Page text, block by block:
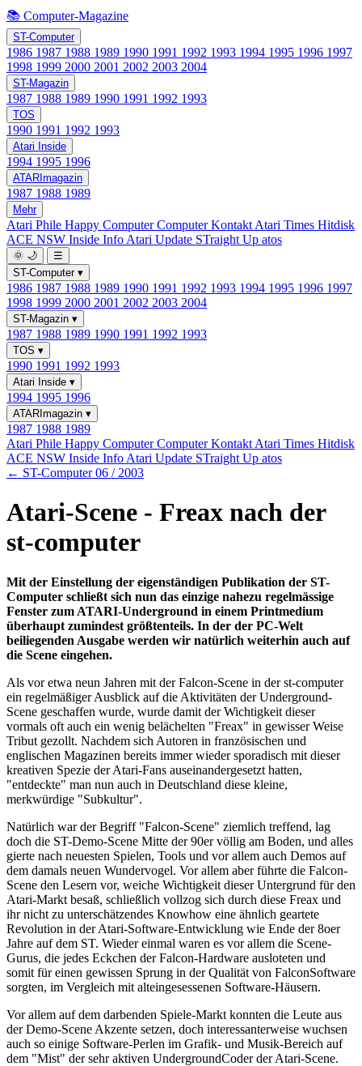
📚 Computer-Magazine
ST-Computer
1986 1987 1988 1989 1990 1991 1992 1993 1994 1995 1996 1997
1998 1999 2000 2001 2002 2003 2004
ST-Magazin
1987 1988 1989 1990 1991 1992 1993
TOS
1990 1991 1992 1993
Atari Inside
1994 1995 1996
ATARImagazin
1987 1988 1989
Mehr
Atari Phile Happy ComputerComputer Kontakt Atari Times Hitdisk
ACE NSW Inside Info Atari Update STraight Up atos
🌞 🌙
☰
ST-Computer ▾
1986 1987 1988 1989 1990 1991 1992 1993 1994 1995 1996 1997
1998 1999 2000 2001 2002 2003 2004
ST-Magazin ▾
1987 1988 1989 1990 1991 1992 1993
TOS ▾
1990 1991 1992 1993
Atari Inside ▾
1994 1995 1996
ATARImagazin ▾
1987 1988 1989
Atari Phile Happy ComputerComputer Kontakt Atari Times Hitdisk
ACE NSW Inside Info Atari Update STraight Up atos
← ST-Computer 06 / 2003
Atari-Scene - Freax nach der
st-computer
Mit der Einstellung der eigenständigen Publikation der ST-
Computer schließt sich nun das einzige nahezu regelmässige
Fenster zum ATARI-Underground in einem Printmedium
überhaupt zumindest größtenteils. In der der PC-Welt
beiliegenden Ausgabe werden wir natürlich weiterhin auch auf
die Scene eingehen.
Als vor etwa neun Jahren mit der Falcon-Scene in der st-computer
ein regelmäßiger Ausblick auf die Aktivitäten der Underground-
Scene geschaffen wurde, wurde damit der Wichtigkeit dieser
vormals oft auch ein wenig belächelten "Freax" in gewisser Weise
Tribut gezollt. Nachdem sich Autoren in französischen und
englischen Magazinen bereits immer wieder sporadisch mit dieser
kreativen Spezie der Atari-Fans auseinandergesetzt hatten,
"entdeckte" man nun auch in Deutschland diese kleine,
merkwürdige "Subkultur".
Natürlich war der Begriff "Falcon-Scene" ziemlich treffend, lag
doch die ST-Demo-Scene Mitte der 90er völlig am Boden, und alles
gierte nach neuesten Spielen, Tools und vor allem auch Demos auf
dem damals neuen Wundervogel. Vor allem aber führte die Falcon-
Scene den Lesern vor, weiche Wichtigkeit dieser Untergrund für den
Atari-Markt besaß, schließlich vollzog sich durch diese Freax und
ihr nicht zu unterschätzendes Knowhow eine ähnlich geartete
Revolution in der Atari-Software-Entwicklung wie Ende der 8oer
Jahre auf dem ST. Wieder einmal waren es vor allem die Scene-
Gurus, die jedes Eckchen der Falcon-Hardware ausloteten und
somit für einen gewissen Sprung in der Qualität von FalconSoftware
sorgten, im Vergleich mit alteingesessenen Software-Häusern.
Vor allem auf dem darbenden Spiele-Markt konnten die Leute aus
der Demo-Scene Akzente setzen, doch interessanterweise wuchsen
auch so einige Software-Perlen im Grafik- und Musik-Bereich auf
dem "Mist" der sehr aktiven UndergroundCoder der Atari-Scene.